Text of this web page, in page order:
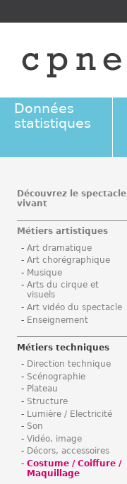
Données
statistiques
Découvrez le spectacle
vivant
Métiers artistiques
Art dramatique
Art chorégraphique
Musique
Arts du cirque et
visuels
Art vidéo du spectacle
Enseignement
Métiers techniques
Direction technique
Scénographie
Plateau
Structure
Lumière / Electricité
Son
Vidéo, image
Décors, accessoires
Costume / Coiffure /
Maquillage